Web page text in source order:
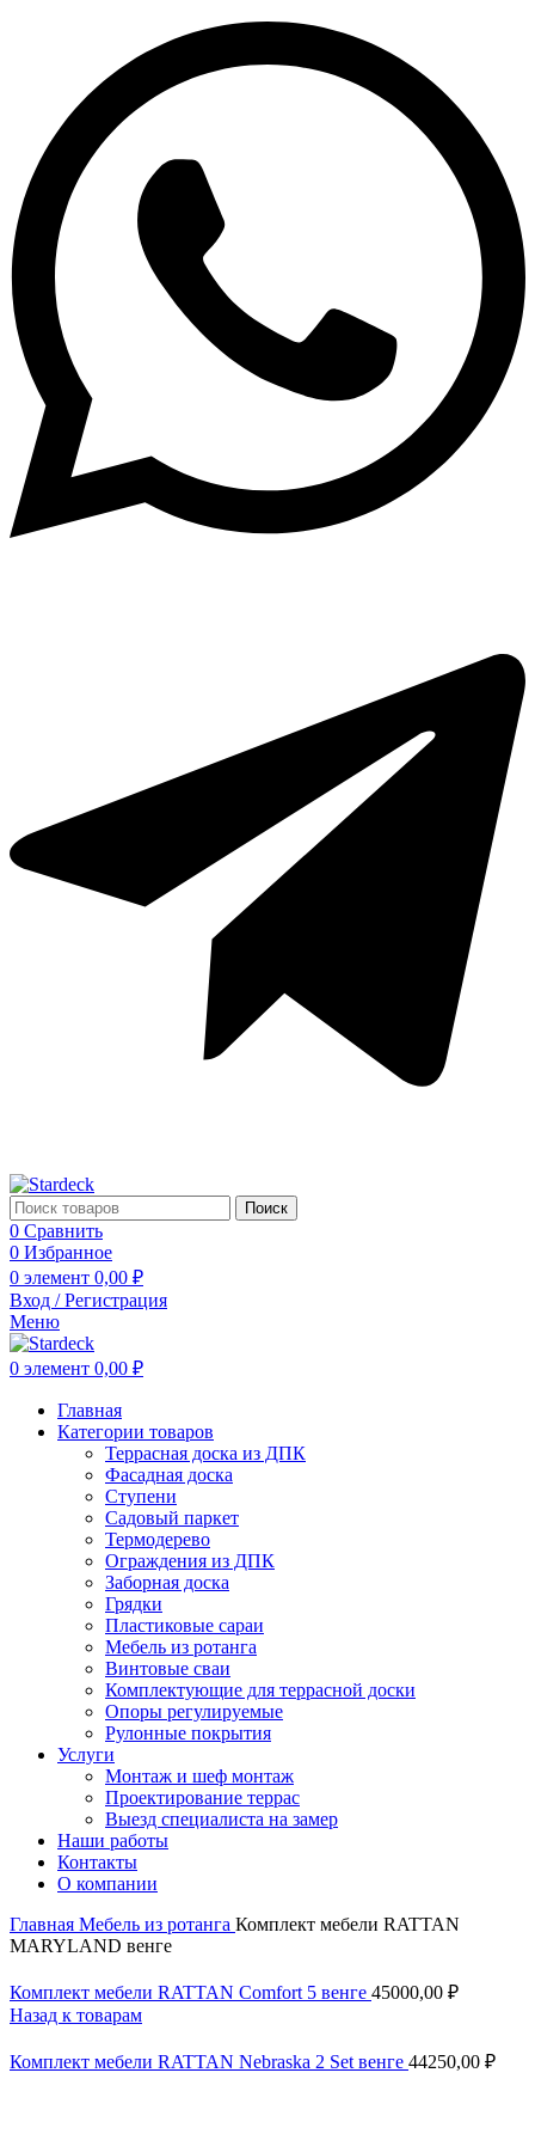
Поиск
0 Сравнить
0 Избранное
0 элемент 0,00 ₽
Вход / Регистрация
Меню
0 элемент 0,00 ₽
Главная
Категории товаров
Террасная доска из ДПК
Фасадная доска
Ступени
Садовый паркет
Термодерево
Ограждения из ДПК
Заборная доска
Грядки
Пластиковые сараи
Мебель из ротанга
Винтовые сваи
Комплектующие для террасной доски
Опоры регулируемые
Рулонные покрытия
Услуги
Монтаж и шеф монтаж
Проектирование террас
Выезд специалиста на замер
Наши работы
Контакты
О компании
Главная Мебель из ротанга Комплект мебели RATTAN
MARYLAND венге
Комплект мебели RATTAN Comfort 5 венге 45000,00 ₽
Назад к товарам
Комплект мебели RATTAN Nebraska 2 Set венге 44250,00 ₽